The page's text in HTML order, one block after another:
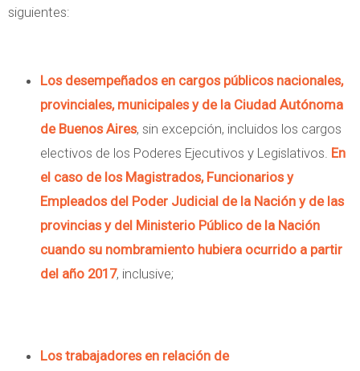
siguientes:
Los desempeñados en cargos públicos nacionales,
provinciales, municipales y de la Ciudad Autónoma
de Buenos Aires, sin excepción, incluidos los cargos
electivos de los Poderes Ejecutivos y Legislativos. En
el caso de los Magistrados, Funcionarios y
Empleados del Poder Judicial de la Nación y de las
provincias y del Ministerio Público de la Nación
cuando su nombramiento hubiera ocurrido a partir
del año 2017, inclusive;
Los trabajadores en relación de